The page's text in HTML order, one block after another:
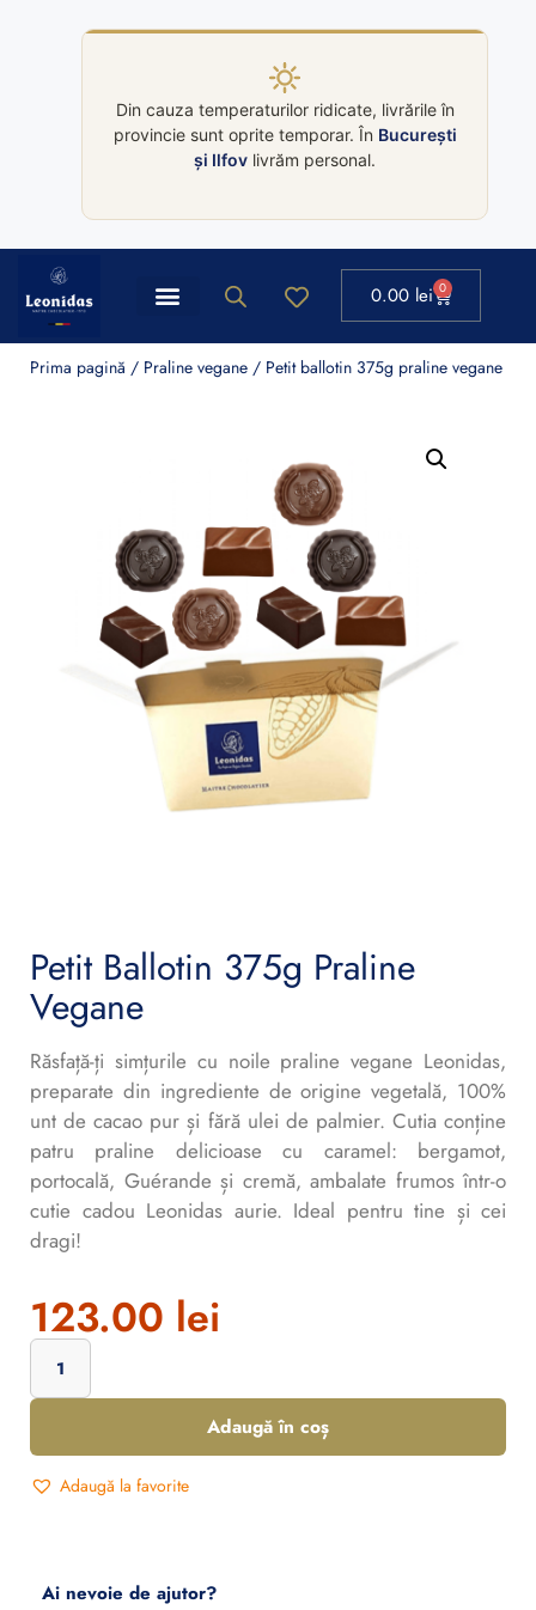
Din cauza temperaturilor ridicate, livrările în
provincie sunt oprite temporar. În București
și Ilfov livrăm personal.
0.00 lei 0
Prima pagină / Praline vegane / Petit ballotin 375g praline vegane
Petit Ballotin 375g Praline
Vegane
Răsfață-ți simțurile cu noile praline vegane Leonidas,
preparate din ingrediente de origine vegetală, 100%
unt de cacao pur și fără ulei de palmier. Cutia conține
patru praline delicioase cu caramel: bergamot,
portocală, Guérande și cremă, ambalate frumos într-o
cutie cadou Leonidas aurie. Ideal pentru tine și cei
dragi!
123.00 lei
Adaugă în coș
Adaugă la favorite
Ai nevoie de ajutor?